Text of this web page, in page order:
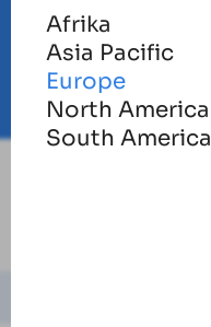
Afrika
Asia Pacific
Europe
North America
South America